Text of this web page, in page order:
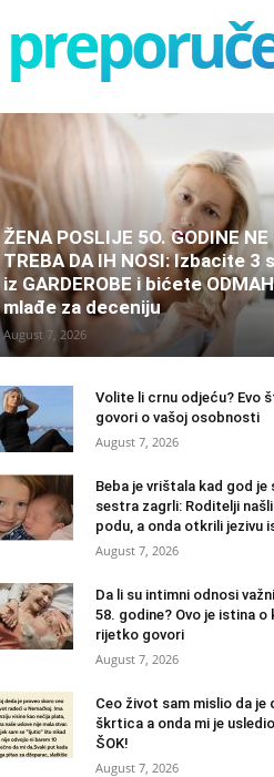
ŽENA POSLIJE 5O. GODINE NE
TREBA DA IH NOSI: Izbacite 3
iz GARDEROBE i bićete ODMAH
mlađe za deceniju
August 7, 2026
Volite li crnu odjeću? Evo
govori o vašoj osobnosti
August 7, 2026
Beba je vrištala kad god je
sestra zagrli: Roditelji
podu, a onda otkrili jezivu
August 7, 2026
Da li su intimni odnosi
58. godine? Ovo je istina o
rijetko govori
August 7, 2026
Ceo život sam mislio da je
škrtica a onda mi je
ŠOK!
August 7, 2026